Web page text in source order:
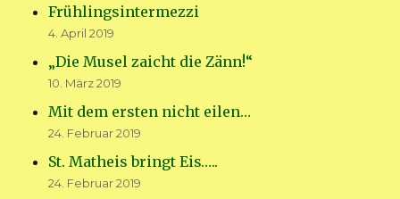
Frühlingsintermezzi
4. April 2019
„Die Musel zaicht die Zänn!“
10. März 2019
Mit dem ersten nicht eilen…
24. Februar 2019
St. Matheis bringt Eis…..
24. Februar 2019